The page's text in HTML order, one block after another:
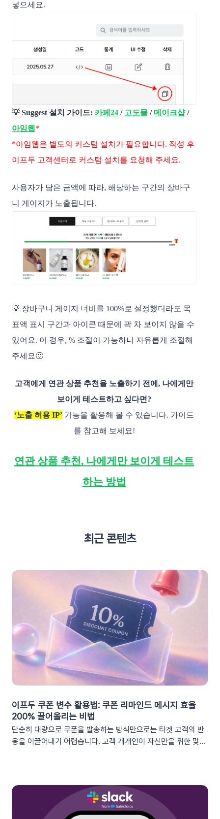
넣으세요.
💡 Suggest 설치 가이드: 카페24 / 고도몰 / 메이크샵/
아임웹*
*아임웹은 별도의 커스텀 설치가 필요합니다. 작성 후
이프두 고객센터로 커스텀 설치를 요청해 주세요.
사용자가 담은 금액에 따라, 해당하는 구간의 장바구
니 게이지가 노출됩니다.
💡 장바구니 게이지 너비를 100%로 설정했더라도 목
표액 표시 구간과 아이콘 때문에 꽉 차 보이지 않을 수
있어요. 이 경우, % 조절이 가능하니 자유롭게 조절해
주세요🙂
고객에게 연관 상품 추천을 노출하기 전에, 나에게만
보이게 테스트하고 싶다면?
‘노출 허용 IP’ 기능을 활용해 볼 수 있습니다. 가이드
를 참고해 보세요!
연관 상품 추천, 나에게만 보이게 테스트
하는 방법
최근 콘텐츠
이프두 쿠폰 변수 활용법: 쿠폰 리마인드 메시지 효율
200% 끌어올리는 비법
단순히 대량으로 쿠폰을 발송하는 방식만으로는 타겟 고객의 반
응을 이끌어내기 어렵습니다. 고객 개개인이 자신만을 위한 맞춤
‘쿠폰 변수’ 알아보기쿠폰 코드와 발급일 등 푸시 메시지에 사용
가능한 쿠폰 데이터가 확장되었습니다. 핵심적인 쿠폰 데이터들
을 즉시 활용할 수 있습니다.BeforeAfter쿠폰 변수 사용 가능